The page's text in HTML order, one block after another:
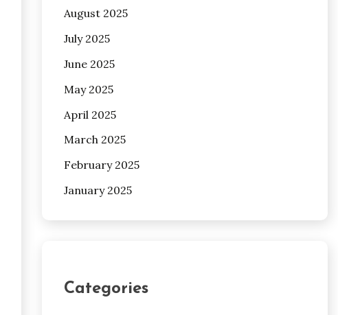
August 2025
July 2025
June 2025
May 2025
April 2025
March 2025
February 2025
January 2025
Categories